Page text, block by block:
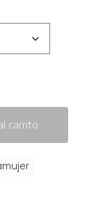
carrito